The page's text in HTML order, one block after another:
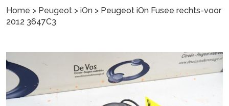
Home > Peugeot > iOn > Peugeot iOn Fusee rechts-voor
2012 3647C3